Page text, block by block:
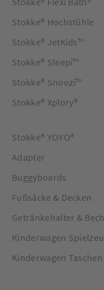
Stokke® Hochstühle
Stokke® JetKids™
Stokke® Sleepi™
Stokke® Snoozi™
Stokke® Xplory®
Stokke® YOYO®
Adapter
Buggyboards
Fußsäcke & Decken
Getränkehalter &
Kinderwagen
Kinderwagen Taschen